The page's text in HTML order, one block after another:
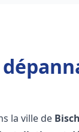
la ville de